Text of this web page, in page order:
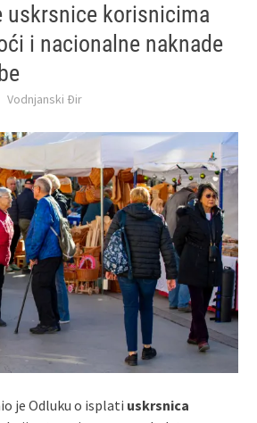
uskrsnice korisnicima
i nacionalne naknade
Vodnjanski Đir
je Odluku o isplati uskrsnica